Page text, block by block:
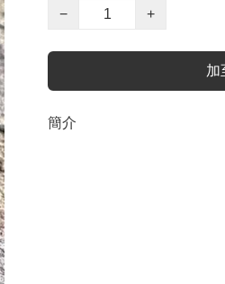
−
+
加
簡介